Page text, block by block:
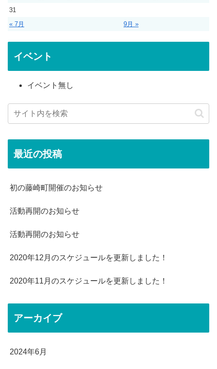
31
« 7月
9月 »
イベント
イベント無し
最近の投稿
初の藤崎町開催のお知らせ
活動再開のお知らせ
活動再開のお知らせ
2020年12月のスケジュールを更新しました！
2020年11月のスケジュールを更新しました！
アーカイブ
2024年6月